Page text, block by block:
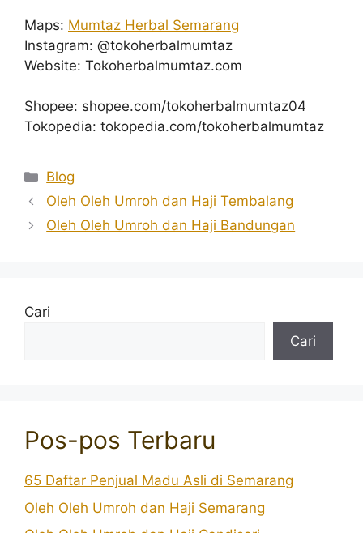
Maps: Mumtaz Herbal Semarang
Instagram: @tokoherbalmumtaz
Website: Tokoherbalmumtaz.com
Shopee: shopee.com/tokoherbalmumtaz04
Tokopedia: tokopedia.com/tokoherbalmumtaz
Kategori
Blog
Oleh Oleh Umroh dan Haji Tembalang
Oleh Oleh Umroh dan Haji Bandungan
Cari
Cari
Pos-pos Terbaru
65 Daftar Penjual Madu Asli di Semarang
Oleh Oleh Umroh dan Haji Semarang